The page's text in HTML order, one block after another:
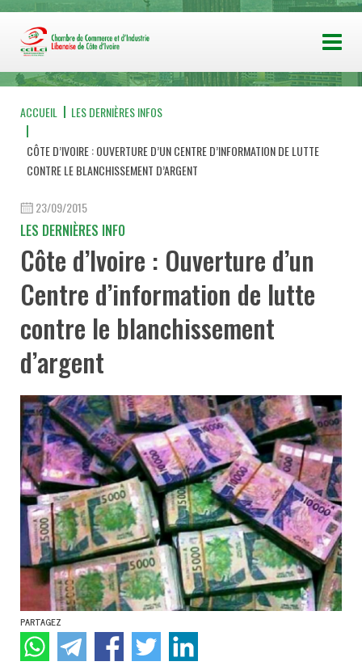
ACCUEIL LES DERNIÈRES INFOS
CÔTE D’IVOIRE : OUVERTURE D’UN CENTRE D’INFORMATION DE LUTTE
CONTRE LE BLANCHISSEMENT D’ARGENT
23/09/2015
LES DERNIÈRES INFO
Côte d’Ivoire : Ouverture d’un
Centre d’information de lutte
contre le blanchissement
d’argent
PARTAGEZ